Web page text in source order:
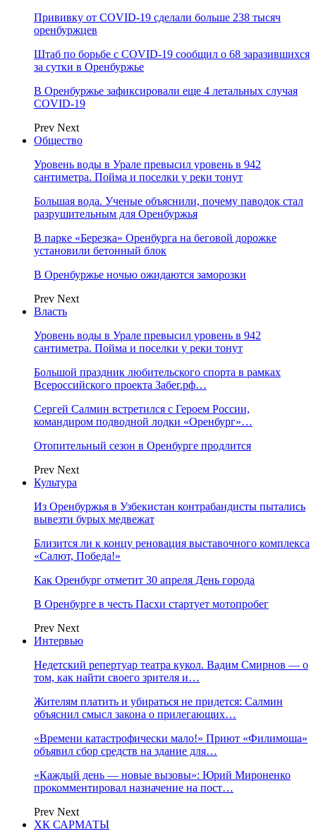
Прививку от COVID-19 сделали больше 238 тысяч
оренбуржцев
Штаб по борьбе с СOVID-19 сообщил о 68 заразившихся
за сутки в Оренбуржье
В Оренбуржье зафиксировали еще 4 летальных случая
COVID-19
Prev Next
Общество
Уровень воды в Урале превысил уровень в 942
сантиметра. Пойма и поселки у реки тонут
Большая вода. Ученые объяснили, почему паводок стал
разрушительным для Оренбуржья
В парке «Березка» Оренбурга на беговой дорожке
установили бетонный блок
В Оренбуржье ночью ожидаются заморозки
Prev Next
Власть
Уровень воды в Урале превысил уровень в 942
сантиметра. Пойма и поселки у реки тонут
Большой праздник любительского спорта в рамках
Всероссийского проекта Забег.рф…
Сергей Салмин встретился с Героем России,
командиром подводной лодки «Оренбург»…
Отопительный сезон в Оренбурге продлится
Prev Next
Культура
Из Оренбуржья в Узбекистан контрабандисты пытались
вывезти бурых медвежат
Близится ли к концу реновация выставочного комплекса
«Салют, Победа!»
Как Оренбург отметит 30 апреля День города
В Оренбурге в честь Пасхи стартует мотопробег
Prev Next
Интервью
Недетский репертуар театра кукол. Вадим Смирнов — о
том, как найти своего зрителя и…
Жителям платить и убираться не придется: Салмин
объяснил смысл закона о прилегающих…
«Времени катастрофически мало!» Приют «Филимоша»
объявил сбор средств на здание для…
«Каждый день — новые вызовы»: Юрий Мироненко
прокомментировал назначение на пост…
Prev Next
ХК САРМАТЫ